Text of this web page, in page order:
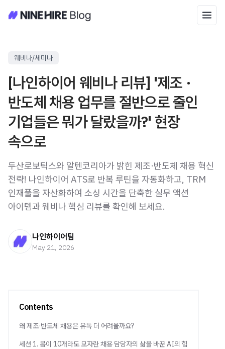
웨비나/세미나
[나인하이어 웨비나 리뷰] '제조 ·
반도체 채용 업무를 절반으로 줄인
기업들은 뭐가 달랐을까?' 현장
속으로
두산로보틱스와 알텐코리아가 밝힌 제조·반도체 채용 혁신
전략! 나인하이어 ATS로 반복 루틴을 자동화하고, TRM
인재풀을 자산화하여 소싱 시간을 단축한 실무 액션
아이템과 웨비나 핵심 리뷰를 확인해 보세요.
나인하이어팀
May 21, 2026
Contents
왜 제조·반도체 채용은 유독 더 어려울까요?
세션 1. 몸이 10개라도 모자란 채용 담당자의 삶을 바꾼 AI의 힘